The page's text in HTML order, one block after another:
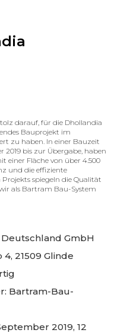
darauf, für die Dhollandia
Bauprojekt im
zu haben. In einer Bauzeit
2019 bis zur Übergabe, haben
einer Fläche von über 4.500
und die effiziente
spiegeln die Qualität
als Bartram Bau-System
GmbH
21509 Glinde
Bartram-Bau-
2019, 12